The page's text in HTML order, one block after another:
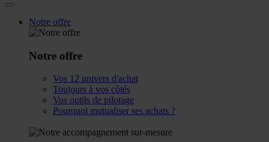
Notre offre
Notre offre
Vos 12 univers d'achat
Toujours à vos côtés
Vos outils de pilotage
Pourquoi mutualiser ses achats ?